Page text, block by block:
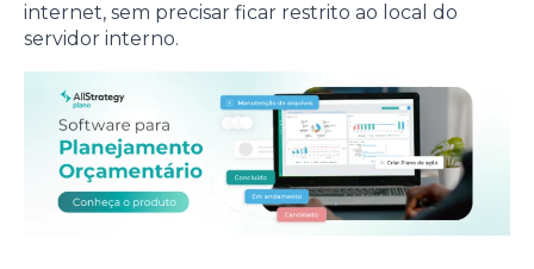
internet, sem precisar ficar restrito ao local do
servidor interno.